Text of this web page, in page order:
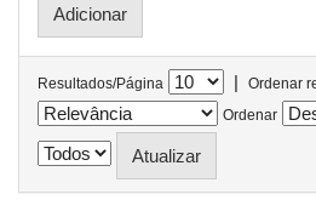
Resultados/Página |
Ordenar
Ordenar